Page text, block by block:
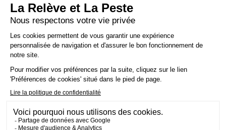
Nous sommes une maison d'édition et un
média 100% indépendants qui
s'autofinancent en totale autonomie.
Notre portée est humaniste, écologiste et
surtout antiraciste. Nous nous finançons
grâce à la vente de nos livres. Notre
politique est simple : 0 pub, 0 investisseur et
0 prêt bancaire pour une information 100%